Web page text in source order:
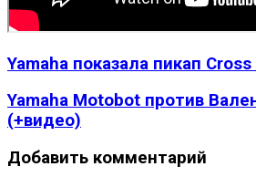
Yamaha показала пикап Cross
Yamaha Motobot против
(+видео)
Добавить комментарий